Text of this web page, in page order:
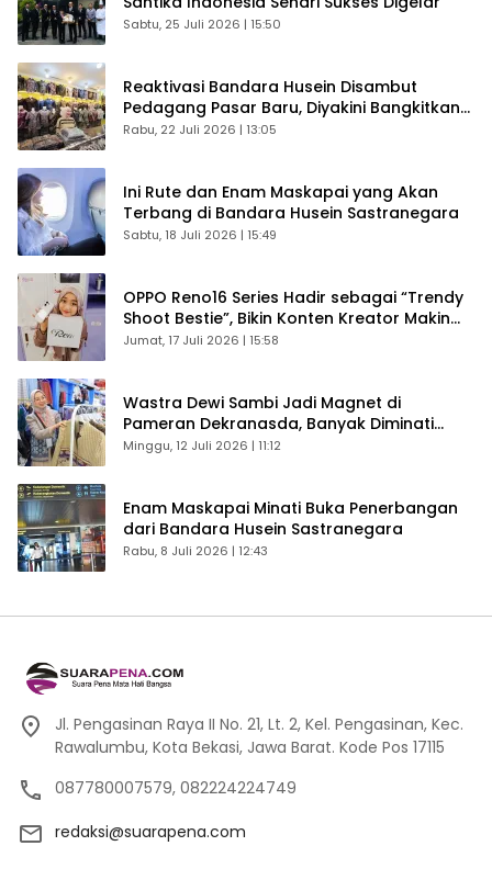
Sabtu, 25 Juli 2026 | 15:50
Reaktivasi Bandara Husein Disambut
Pedagang Pasar Baru, Diyakini Bangkitkan
Kembali Ekonomi Bandung
Rabu, 22 Juli 2026 | 13:05
Ini Rute dan Enam Maskapai yang Akan
Terbang di Bandara Husein Sastranegara
Sabtu, 18 Juli 2026 | 15:49
OPPO Reno16 Series Hadir sebagai “Trendy
Shoot Bestie”, Bikin Konten Kreator Makin
Betah
Jumat, 17 Juli 2026 | 15:58
Wastra Dewi Sambi Jadi Magnet di
Pameran Dekranasda, Banyak Diminati
Pengunjung
Minggu, 12 Juli 2026 | 11:12
Enam Maskapai Minati Buka Penerbangan
dari Bandara Husein Sastranegara
Rabu, 8 Juli 2026 | 12:43
Jl. Pengasinan Raya II No. 21, Lt. 2, Kel. Pengasinan, Kec.
Rawalumbu, Kota Bekasi, Jawa Barat. Kode Pos 17115
087780007579, 082224224749
redaksi@suarapena.com